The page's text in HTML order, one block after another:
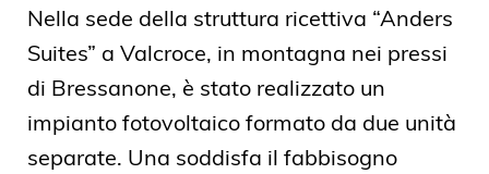
Nella sede della struttura ricettiva “Anders
Suites” a Valcroce, in montagna nei pressi
di Bressanone, è stato realizzato un
impianto fotovoltaico formato da due unità
separate. Una soddisfa il fabbisogno